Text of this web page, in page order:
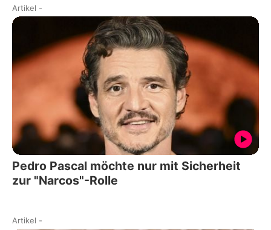
Artikel -
Pedro Pascal möchte nur mit Sicherheit
zur "Narcos"-Rolle
Artikel -